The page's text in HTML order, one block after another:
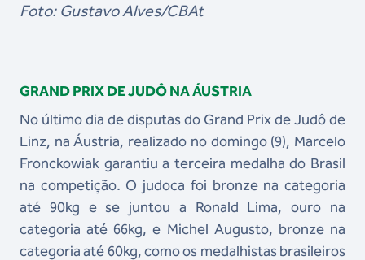
Foto: Gustavo Alves/CBAt
GRAND PRIX DE JUDÔ NA ÁUSTRIA
No último dia de disputas do Grand Prix de Judô de
Linz, na Áustria, realizado no domingo (9), Marcelo
Fronckowiak garantiu a terceira medalha do Brasil
na competição. O judoca foi bronze na categoria
até 90kg e se juntou a Ronald Lima, ouro na
categoria até 66kg, e Michel Augusto, bronze na
categoria até 60kg, como os medalhistas brasileiros